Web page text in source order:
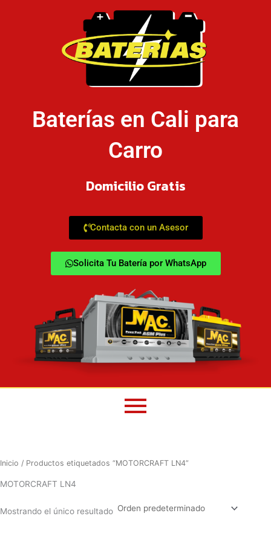
Baterías en Cali para
Carro
Domicilio Gratis
Contacta con un Asesor
Solicita Tu Batería por WhatsApp
Inicio / Productos etiquetados “MOTORCRAFT LN4”
MOTORCRAFT LN4
Mostrando el único resultado